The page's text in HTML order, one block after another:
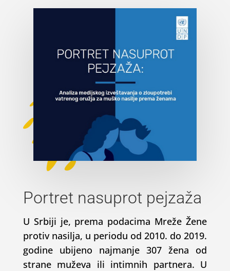
Portret nasuprot pejzaža
U Srbiji je, prema podacima Mreže Žene
protiv nasilja, u periodu od 2010. do 2019.
godine ubijeno najmanje 307 žena od
strane muževa ili intimnih partnera. U